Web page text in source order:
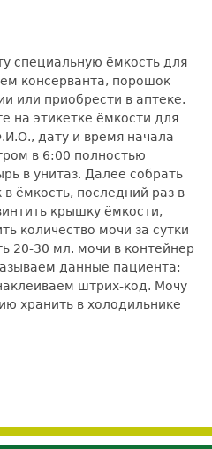
специальную ёмкость для
консерванта, порошок
или приобрести в аптеке.
на этикетке ёмкости для
дату и время начала
в 6:00 полностью
в унитаз. Далее собрать
в ёмкость, последний раз в
крышку ёмкости,
количество мочи за сутки
20-30 мл. мочи в контейнер
данные пациента:
штрих-код. Мочу
хранить в холодильнике